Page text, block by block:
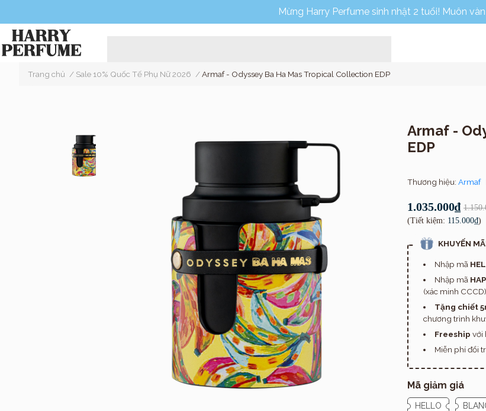
Mừng Harry Perfume sinh nhật 2 tuổi! Muôn
Home
Trang chủ / Sale 10% Quốc Tế Phụ Nữ 2026 /Armaf - Odyssey Ba Ha Mas Tropical Collection EDP
Armaf -
EDP
Thương hiệu: Armaf
1.035.000₫
(Tiết kiệm: 115.000₫)
KHUYẾN
Nhập mã
Nhập mã
(xác minh CCCD).
Tặng chiết
chương trình
Freeship với
Miễn phí đổi
Mã giảm giá
HELLO